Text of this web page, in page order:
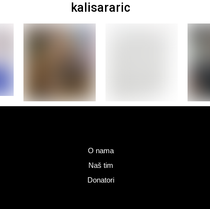
kalisararic
O nama
Naš tim
Donatori